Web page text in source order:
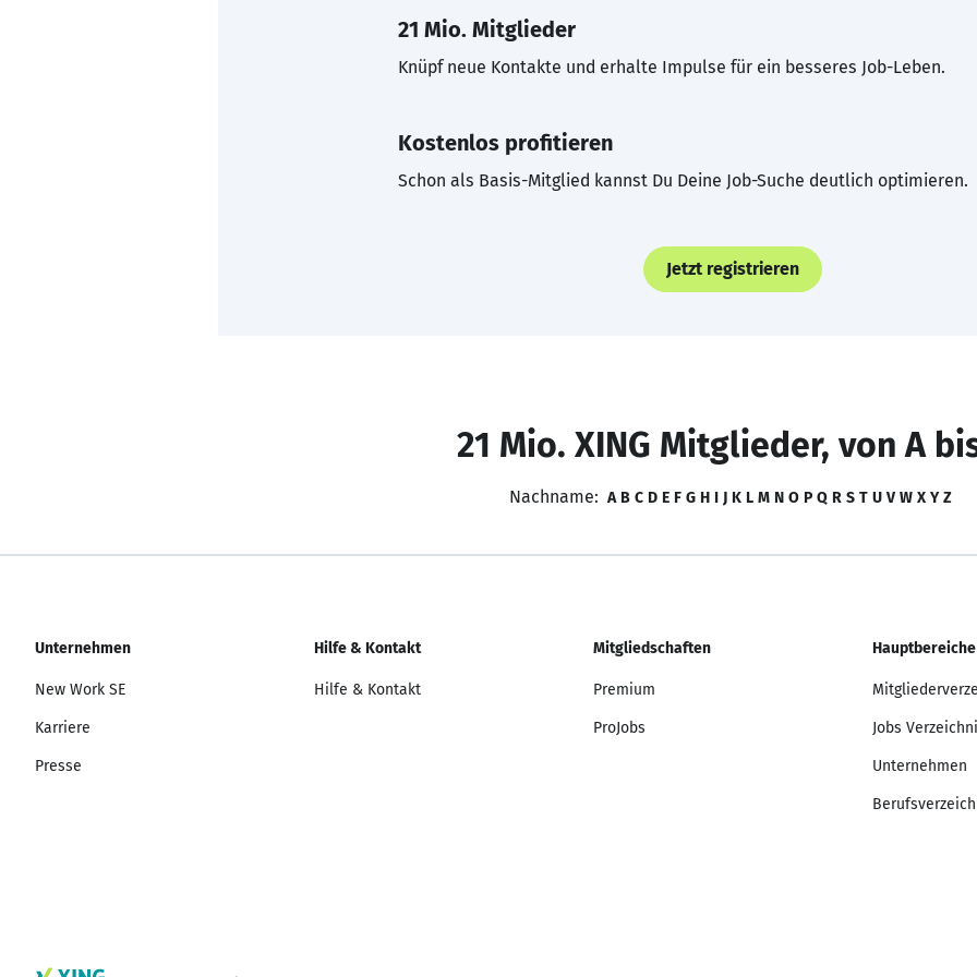
21 Mio. Mitglieder
Knüpf neue Kontakte und erhalte Impulse für ein besseres Job-Leben.
Kostenlos profitieren
Schon als Basis-Mitglied kannst Du Deine Job-Suche deutlich optimieren.
Jetzt registrieren
21 Mio. XING Mitglieder, von A
Nachname: A B C D E F G H I J K L M N O P Q R S T U V W X Y Z
Unternehmen
New Work SE
Karriere
Presse
Hilfe & Kontakt
Hilfe & Kontakt
Mitgliedschaften
Premium
ProJobs
Hauptbereiche
Jobs
Unternehmen